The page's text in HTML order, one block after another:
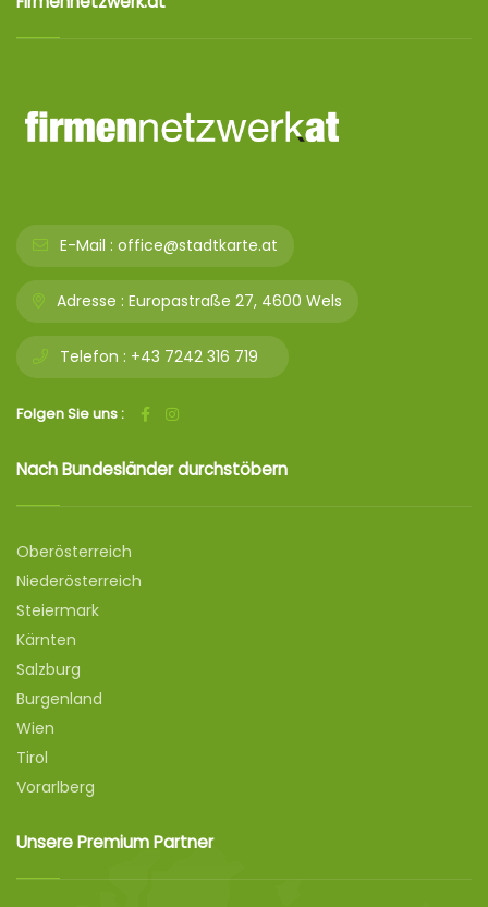
E-Mail : office@stadtkarte.at
Adresse : Europastraße 27, 4600 Wels
Telefon : +43 7242 316 719
Folgen Sie uns :
Nach Bundesländer durchstöbern
Oberösterreich
Niederösterreich
Steiermark
Kärnten
Salzburg
Burgenland
Wien
Tirol
Vorarlberg
Unsere Premium Partner